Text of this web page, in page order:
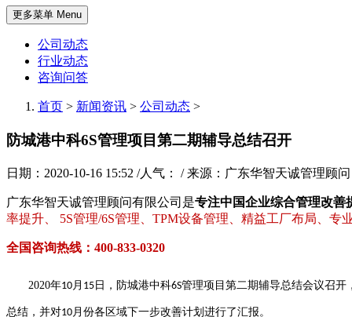
更多菜单 Menu
公司动态
行业动态
咨询问答
首页 > 新闻资讯 > 公司动态 >
防城港中科6S管理项目第二期辅导总结召开
日期：2020-10-16 15:52 /人气： / 来源：广东华智天诚管理顾问
广东华智天诚管理顾问有限公司是专注中国企业综合管理改善
率提升、 5S管理/6S管理、TPM设备管理、精益工厂布局、
全国咨询热线：400-833-0320
2020年10 月 15 日，防城港中科6S管理项目第二期辅导总结会议召开
总结，并对10 月份各区域下一步改善计划进行了汇报。